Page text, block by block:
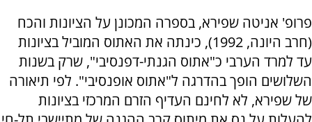
פרופ' אניטה שפירא, בספרה המכונן על הציונות והכח
(חרב היונה, 1992), כינתה את האתוס המוביל בציונות
עד למרד הערבי כ"אתוס הגנתי-דפנסיבי", שרק בשנות
השלושים הופך בהדרגה ל"אתוס אופנסיבי". לפי תיאורה
של שפירא, לא לחינם העדיף הזרם המרכזי בציונות